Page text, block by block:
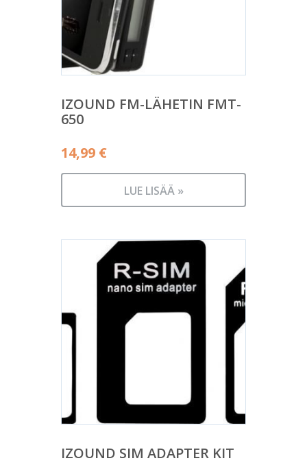
IZOUND FM-LÄHETIN FMT-
650
14,99 €
LUE LISÄÄ »
IZOUND SIM ADAPTER KIT